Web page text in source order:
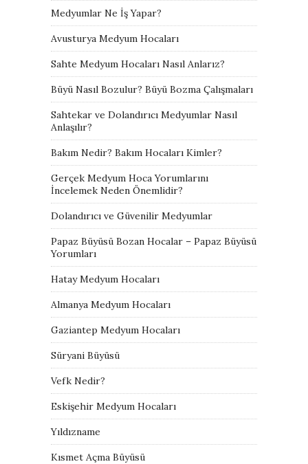
Medyumlar Ne İş Yapar?
Avusturya Medyum Hocaları
Sahte Medyum Hocaları Nasıl Anlarız?
Büyü Nasıl Bozulur? Büyü Bozma Çalışmaları
Sahtekar ve Dolandırıcı Medyumlar Nasıl
Anlaşılır?
Bakım Nedir? Bakım Hocaları Kimler?
Gerçek Medyum Hoca Yorumlarını
İncelemek Neden Önemlidir?
Dolandırıcı ve Güvenilir Medyumlar
Papaz Büyüsü Bozan Hocalar – Papaz Büyüsü
Yorumları
Hatay Medyum Hocaları
Almanya Medyum Hocaları
Gaziantep Medyum Hocaları
Süryani Büyüsü
Vefk Nedir?
Eskişehir Medyum Hocaları
Yıldızname
Kısmet Açma Büyüsü